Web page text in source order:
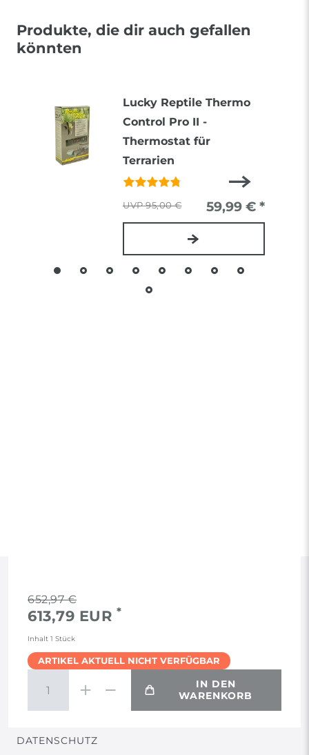
Produkte, die dir auch gefallen
könnten
Lucky Reptile Thermo
Control Pro II -
Thermostat für
Terrarien
95,00 € 59,99 € *
652,97 €
613,79 EUR *
Inhalt 1 Stück
ARTIKEL AKTUELL NICHT VERFÜGBAR
IN DEN
WARENKORB
RECHTLICHES
AGB
WIDERRUF
DATENSCHUTZ